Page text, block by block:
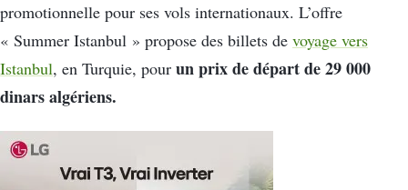
promotionnelle pour ses vols internationaux. L’offre
« Summer Istanbul » propose des billets de voyage vers
Istanbul, en Turquie, pour un prix de départ de 29 000
dinars algériens.